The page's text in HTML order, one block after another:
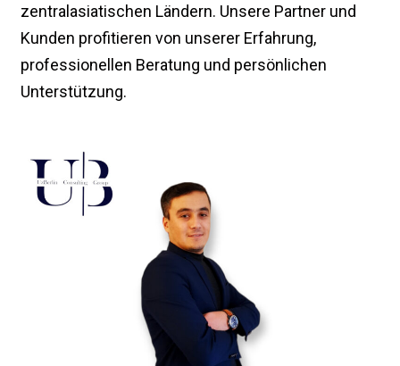
zentralasiatischen Ländern. Unsere Partner und
Kunden profitieren von unserer Erfahrung,
professionellen Beratung und persönlichen
Unterstützung.